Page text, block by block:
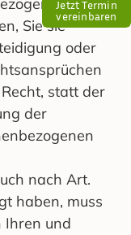
Sie sie
oder
statt der
der
nach Art.
haben, muss
Ihren und
Jetzt Termin
vereinbaren